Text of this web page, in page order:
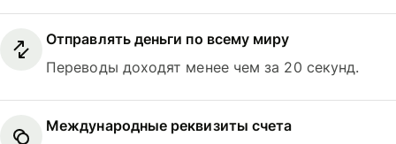
Отправлять деньги по всему миру
Переводы доходят менее чем за 20 секунд.
Международные реквизиты счета